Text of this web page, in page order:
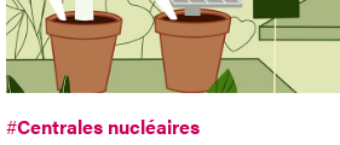
#Centrales nucléaires